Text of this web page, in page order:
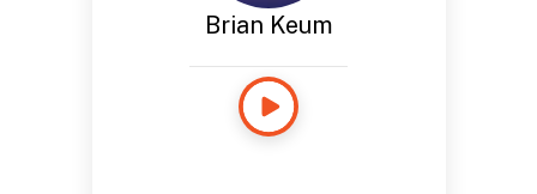
Brian Keum